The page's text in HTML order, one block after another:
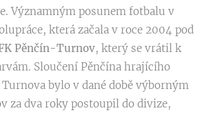
Významným posunem fotbalu v
která začala v roce 2004 pod
Pěnčín-Turnov, který se vrátil k
Sloučení Pěnčína hrajícího
bylo v dané době výborným
za dva roky postoupil do divize,